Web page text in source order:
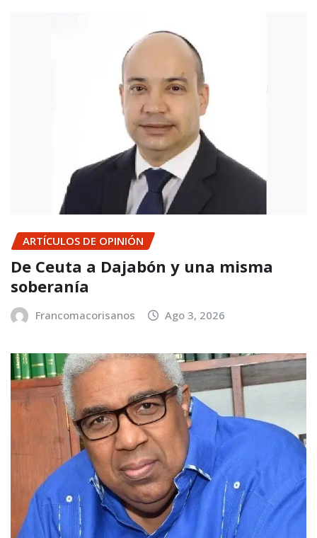
ARTÍCULOS DE OPINIÓN
De Ceuta a Dajabón y una misma
soberanía
Francomacorisanos Ago 3, 2026